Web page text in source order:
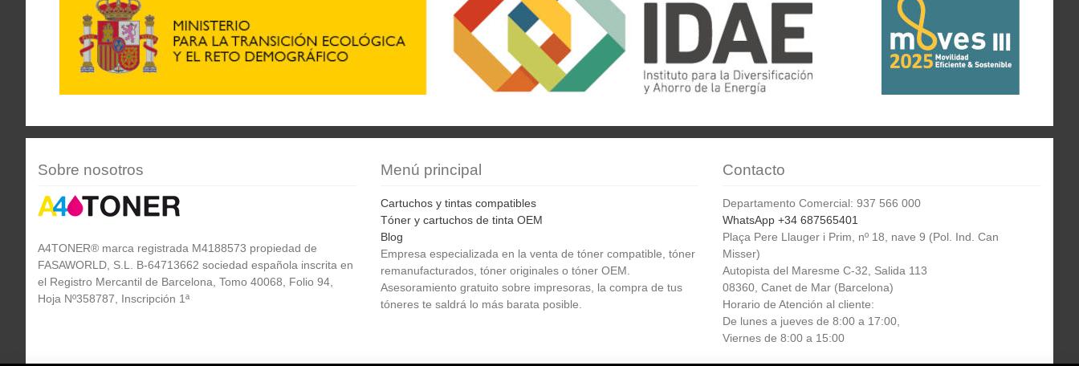
Sobre nosotros
A4TONER® marca registrada M4188573 propiedad de
FASAWORLD, S.L. B-64713662 sociedad española inscrita en
el Registro Mercantil de Barcelona, Tomo 40068, Folio 94,
Hoja Nº358787, Inscripción 1ª
Menú principal
Cartuchos y tintas compatibles
Tóner y cartuchos de tinta OEM
Blog
Empresa especializada en la venta de tóner compatible, tóner
remanufacturados, tóner originales o tóner OEM.
Asesoramiento gratuito sobre impresoras, la compra de tus
tóneres te saldrá lo más barata posible.
Contacto
Departamento Comercial: 937 566 000
WhatsApp +34 687565401
Plaça Pere Llauger i Prim, nº 18, nave 9 (Pol. Ind. Can
Misser)
Autopista del Maresme C-32, Salida 113
08360, Canet de Mar (Barcelona)
Horario de Atención al cliente:
De lunes a jueves de 8:00 a 17:00,
Viernes de 8:00 a 15:00